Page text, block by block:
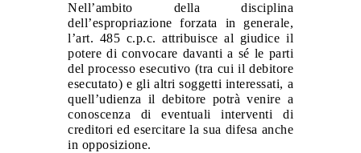
Nell’ambito della disciplina
dell’espropriazione forzata in generale,
l’art. 485 c.p.c. attribuisce al giudice il
potere di convocare davanti a sé le parti
del processo esecutivo (tra cui il debitore
esecutato) e gli altri soggetti interessati, a
quell’udienza il debitore potrà venire a
conoscenza di eventuali interventi di
creditori ed esercitare la sua difesa anche
in opposizione.